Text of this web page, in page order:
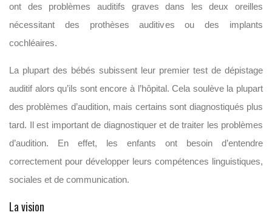
ont des problèmes auditifs graves dans les deux oreilles
nécessitant des prothèses auditives ou des implants
cochléaires.
La plupart des bébés subissent leur premier test de dépistage
auditif alors qu’ils sont encore à l’hôpital. Cela soulève la plupart
des problèmes d’audition, mais certains sont diagnostiqués plus
tard. Il est important de diagnostiquer et de traiter les problèmes
d’audition. En effet, les enfants ont besoin d’entendre
correctement pour développer leurs compétences linguistiques,
sociales et de communication.
La vision